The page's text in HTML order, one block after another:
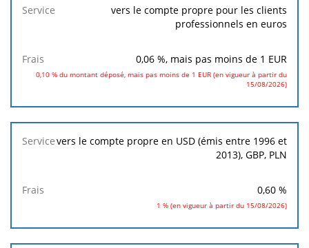
vers le compte propre pour les clients
professionnels en euros
0,06 %, mais pas moins de 1 EUR
0,10 % du montant déposé, mais pas moins de 1 EUR (en vigueur à partir du
15/08/2026)
vers le compte propre en USD (émis entre 1996 et
2013), GBP, PLN
0,60 %
1 % (en vigueur à partir du 15/08/2026)